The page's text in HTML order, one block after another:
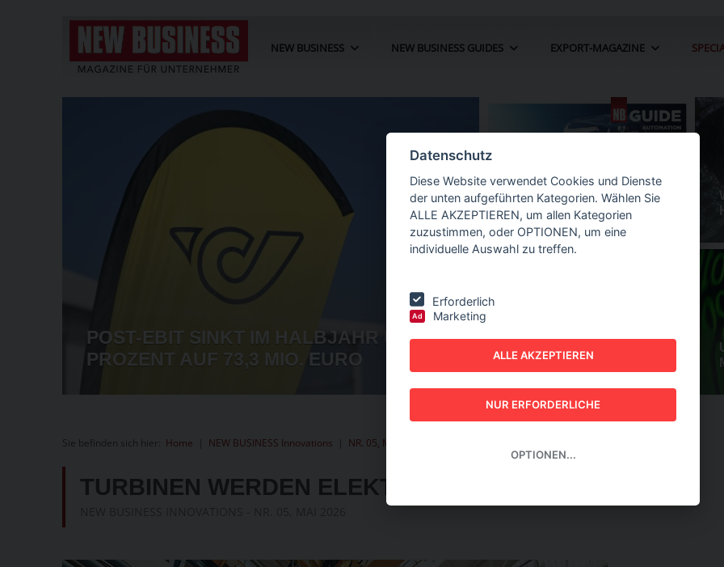
NEW BUSINESS NEW BUSINESS GUIDES EXPORT-MAGAZINE
POST-EBIT SINKT IM HALBJAHR UM 22
PROZENT AUF 73,3 MIO. EURO
GUIDES - AUTOMATION
GUIDE 2026
Sie befinden sich hier: Home NEW BUSINESS Innovations NR. 05, MAI 2026
TURBINEN WERDEN ELEKTRISCH
Datenschutz
Diese Website verwendet Cookies und Dienste
der unten aufgeführten Kategorien. Wählen Sie
ALLE AKZEPTIEREN, um allen Kategorien
zuzustimmen, oder OPTIONEN, um eine
individuelle Auswahl zu treffen.
Erforderlich
Ad Marketing
ALLE AKZEPTIEREN
NUR ERFORDERLICHE
OPTIONEN...